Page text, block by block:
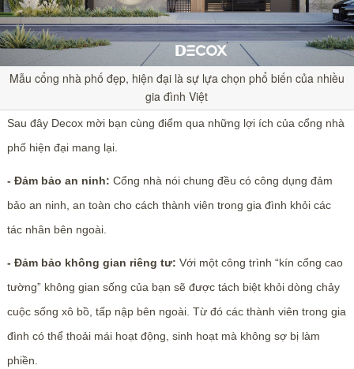
Mẫu cổng nhà phố đẹp, hiện đại là sự lựa chọn phổ biến của nhiều
gia đình Việt
Sau đây Decox mời bạn cùng điểm qua những lợi ích của cổng nhà
phố hiện đại mang lại.
- Đảm bảo an ninh: Cổng nhà nói chung đều có công dụng đảm
bảo an ninh, an toàn cho cách thành viên trong gia đình khỏi các
tác nhân bên ngoài.
- Đảm bảo không gian riêng tư: Với một công trình “kín cổng cao
tường” không gian sống của bạn sẽ được tách biệt khỏi dòng chảy
cuộc sống xô bồ, tấp nập bên ngoài. Từ đó các thành viên trong gia
đình có thể thoải mái hoạt động, sinh hoạt mà không sợ bị làm
phiền.